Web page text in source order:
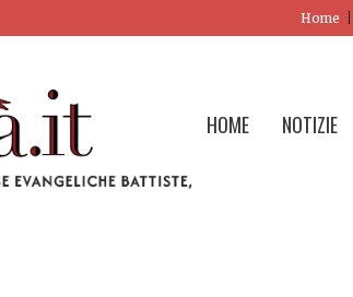
Home
HOME NOTIZIE